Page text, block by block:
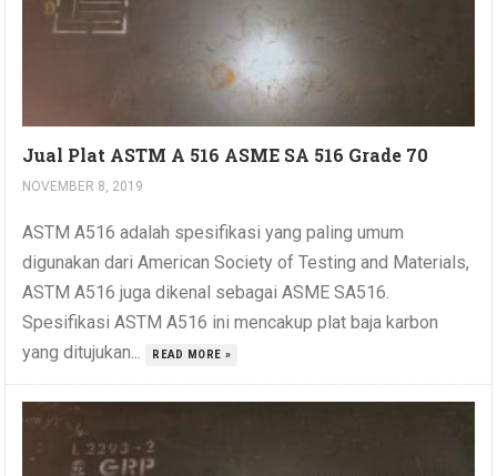
Jual Plat ASTM A 516 ASME SA 516 Grade 70
NOVEMBER 8, 2019
ASTM A516 adalah spesifikasi yang paling umum
digunakan dari American Society of Testing and Materials,
ASTM A516 juga dikenal sebagai ASME SA516.
Spesifikasi ASTM A516 ini mencakup plat baja karbon
yang ditujukan...
READ MORE »